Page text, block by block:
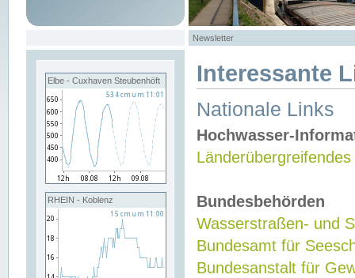
Newsletter
Elbe - Cuxhaven Steubenhöft
RHEIN - Koblenz
Interessante
Nationale Links
Hochwasser-
Bundesbehörden
Wasserstraßen- und
Bundesamt für
Bundesanstalt für